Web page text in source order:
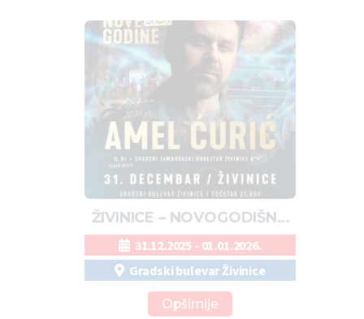
ŽIVINICE – NOVOGODIŠNJI
CENTAR TUZLANSKOG
KANTONA
31.12.2025 - 01.01.2026.
Gradski bulevar Živinice
Opširnije